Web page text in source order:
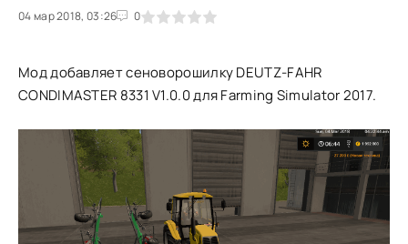
04 мар 2018, 03:26 0
1 2 3 4 5
Мод добавляет сеноворошилку DEUTZ-FAHR
CONDIMASTER 8331 V1.0.0 для Farming Simulator 2017.